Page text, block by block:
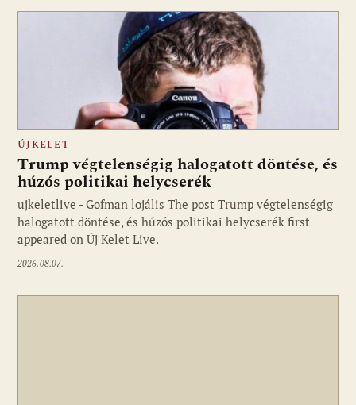
Fotó: ujkelet.live
ÚJKELET
Trump végtelenségig halogatott döntése, és
húzós politikai helycserék
ujkeletlive - Gofman lojális The post Trump végtelenségig
halogatott döntése, és húzós politikai helycserék first
appeared on Új Kelet Live.
2026.08.07.